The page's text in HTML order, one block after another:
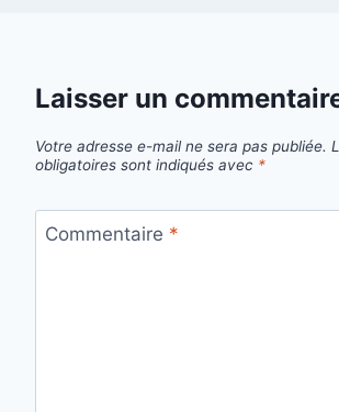
Laisser un
Votre adresse e-mail ne sera pas publiée.
obligatoires sont indiqués avec *
Commentaire *